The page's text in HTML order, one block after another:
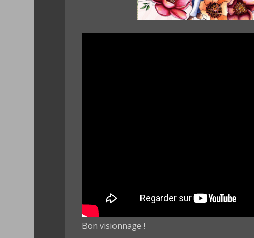
Bon visionnage !